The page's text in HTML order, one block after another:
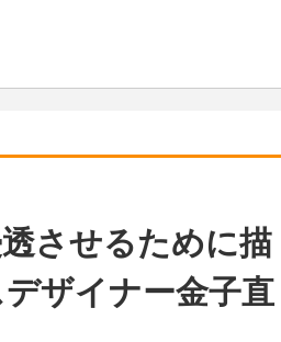
させるために描
ザイナー金子直